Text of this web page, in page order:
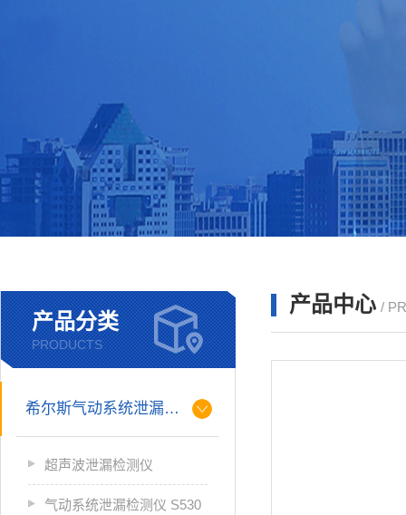
产品分类
PRODUCTS
希尔斯气动系统泄漏检测仪
超声波泄漏检测仪
气动系统泄漏检测仪 S530
产品中心 /